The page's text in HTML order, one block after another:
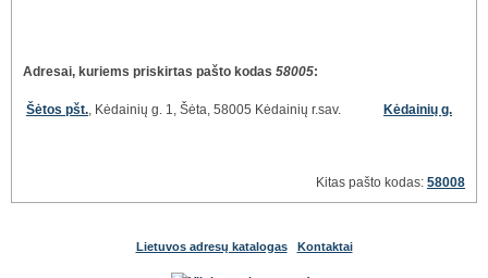
Adresai, kuriems priskirtas pašto kodas 58005:
Šėtos pšt., Kėdainių g. 1, Šėta, 58005 Kėdainių r.sav. Kėdainių g.
Kitas pašto kodas: 58008
Lietuvos adresų katalogas Kontaktai